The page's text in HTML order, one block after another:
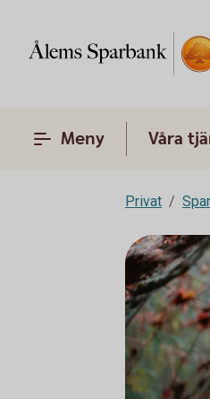
Meny Våra
Privat